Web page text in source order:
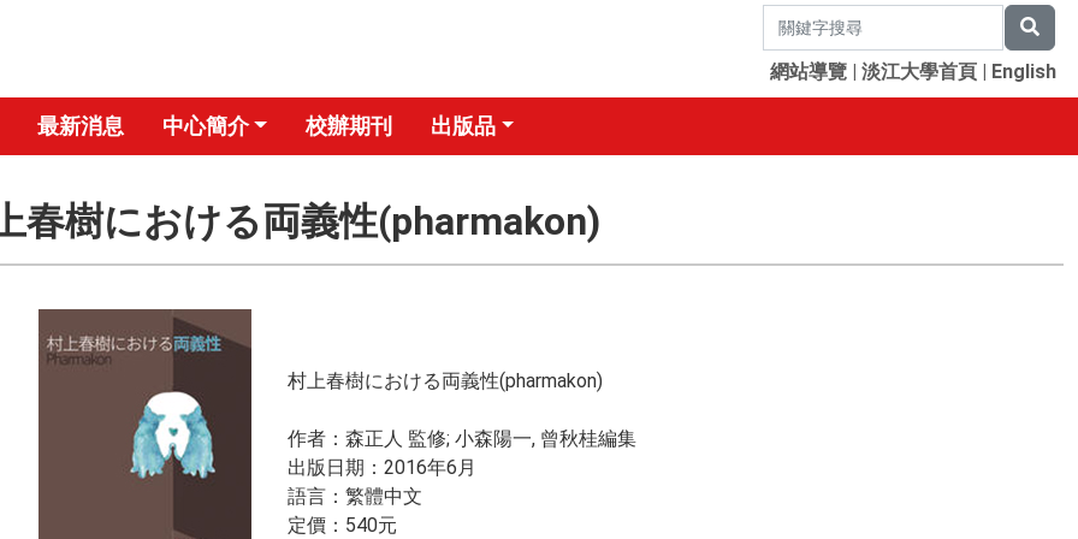
網站導覽 | 淡江大學首頁 | English
最新消息 中心簡介 校辦期刊 出版品
春樹における両義性(pharmakon)
村上春樹における両義性(pharmakon)
作者：森正人 監修; 小森陽一, 曾秋桂編集
出版日期：2016年6月
​​語言：繁體中文
​​定價：540元